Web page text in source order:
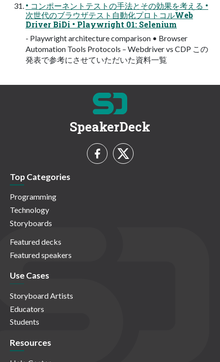
• コンポーネントテストの手法とその効果を考える •
次世代のブラウザテスト自動化プロトコルWeb
Driver BiDi • Playwright 01: Selenium
- Playwright architecture comparison • Browser
Automation Tools Protocols – Webdriver vs CDP この
発表で参考にさせていただいた資料一覧
SpeakerDeck
Top Categories
Programming
Technology
Storyboards
Featured decks
Featured speakers
Use Cases
Storyboard Artists
Educators
Students
Resources